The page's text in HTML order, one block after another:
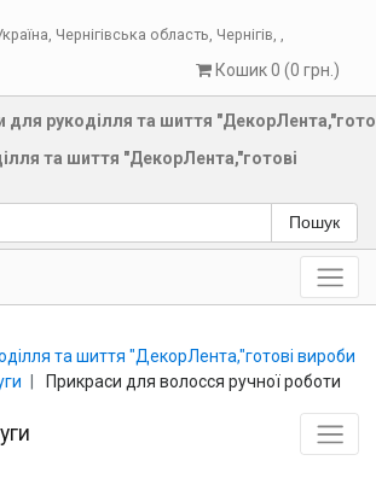
, Чернігівська область, Чернігів, ,
Кошик 0 (0 грн.)
та шиття "ДекорЛента,"готові
Пошук
та шиття "ДекорЛента,"готові вироби
Прикраси для волосся ручної роботи